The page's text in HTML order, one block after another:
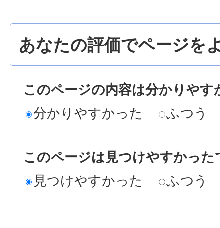
あなたの評価でページを
このページの内容は分かりやす
分かりやすかった
ふつう
このページは見つけやすかった
見つけやすかった
ふつう